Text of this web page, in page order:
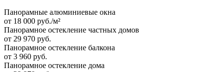
Панорамные алюминиевые окна
от 18 000 руб./м²
Панорамное остекление частных домов
от 29 970 руб.
Панорамное остекление балкона
от 3 960 руб.
Панорамное остекление дома